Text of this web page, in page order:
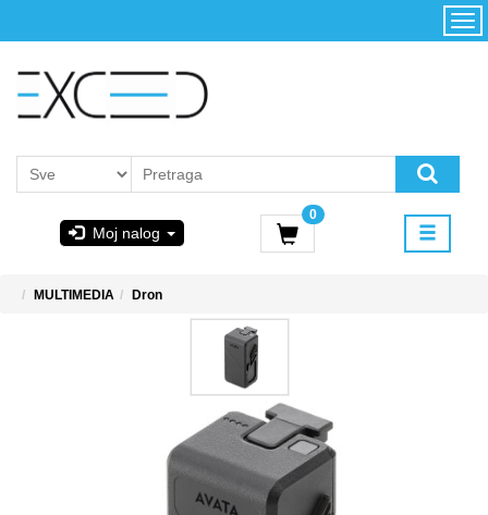
Moj nalog
0
Početna
korišćenja i
MICROSOFT
MULTIMEDIA Dron